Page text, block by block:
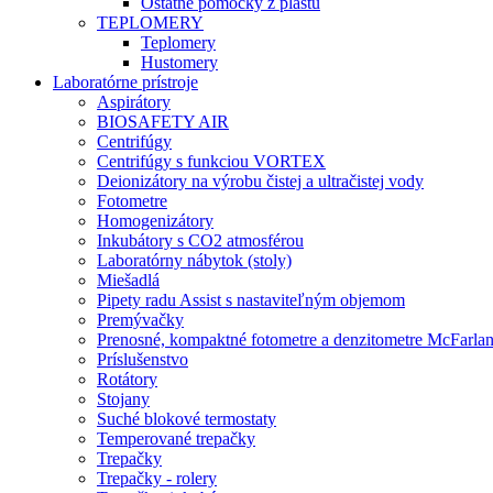
TEPLOMERY
Teplomery
Hustomery
Laboratórne prístroje
Aspirátory
BIOSAFETY AIR
Centrifúgy
Centrifúgy s funkciou VORTEX
Deionizátory na výrobu čistej a ultračistej vody
Fotometre
Homogenizátory
Inkubátory s CO2 atmosférou
Laboratórny nábytok (stoly)
Miešadlá
Pipety radu Assist s nastaviteľným objemom
Premývačky
Prenosné, kompaktné fotometre a denzitometre
Príslušenstvo
Rotátory
Stojany
Suché blokové termostaty
Temperované trepačky
Trepačky
Trepačky - rolery